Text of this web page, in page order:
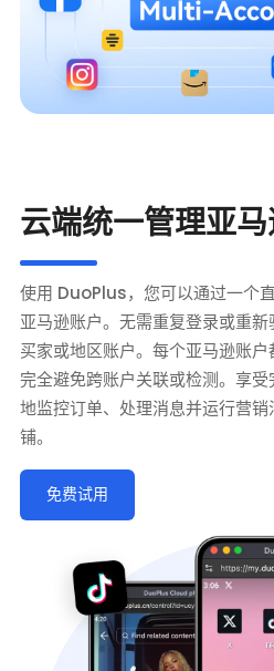
云端统一管理亚
使用 DuoPlus，您可以通过一个
亚马逊账户。无需重复登录或重新
买家或地区账户。每个亚马逊账户
完全避免跨账户关联或检测。享
地监控订单、处理消息并运行营
铺。
免费试用